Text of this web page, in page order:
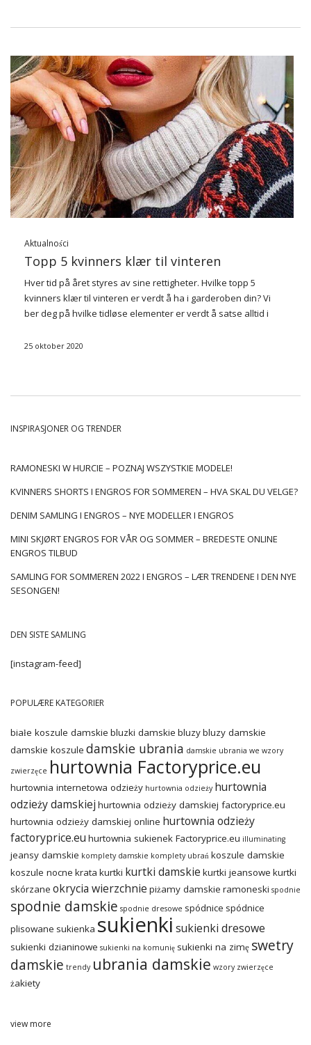
Aktualności
Topp 5 kvinners klær til vinteren
Hver tid på året styres av sine rettigheter. Hvilke topp 5
kvinners klær til vinteren er verdt å ha i garderoben din? Vi
ber degpå hvilke tidløse elementer er verdt å satse alltid i
25 oktober 2020
INSPIRASJONER OG TRENDER
RAMONESKI W HURCIE – POZNAJ WSZYSTKIE MODELE!
KVINNERS SHORTS I ENGROS FOR SOMMEREN – HVA SKAL DU VELGE?
DENIM SAMLING I ENGROS – NYE MODELLER I ENGROS
MINI SKJØRT ENGROS FOR VÅR OG SOMMER – BREDESTE ONLINE
ENGROS TILBUD
SAMLING FOR SOMMEREN 2022 I ENGROS – LÆR TRENDENE I DEN NYE
SESONGEN!
DEN SISTE SAMLING
[instagram-feed]
POPULÆRE KATEGORIER
białe koszule damskie bluzki damskie bluzybluzy damskie
damskie koszule damskie ubrania damskie ubrania we wzory
zwierzęce hurtownia Factoryprice.eu
hurtownia internetowa odzieży hurtownia odzieży hurtownia
odzieży damskiej hurtownia odzieży damskiej factoryprice.eu
hurtownia odzieży damskiej online hurtownia odzieży
factoryprice.eu hurtownia sukienek Factoryprice.eu illuminating
jeansy damskie komplety damskie komplety ubrań koszule damskie
koszule nocne krata kurtki kurtki damskie kurtki jeansowe kurtki
skórzane okrycia wierzchnie piżamy damskie ramoneski spodnie
spodnie damskie spodnie dresowe spódnice spódnice
plisowane sukienka sukienki sukienki dresowe
sukienki dzianinowe sukienki na komunię sukienki na zimę swetry
damskie trendy ubrania damskie wzory zwierzęce
żakiety
view more